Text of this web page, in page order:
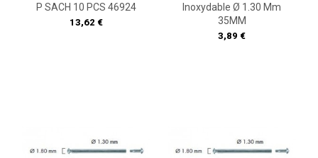
P SACH 10 PCS 46924
Prix
13,62 €
Inoxydable Ø 1.30 Mm
35MM
Prix
3,89 €